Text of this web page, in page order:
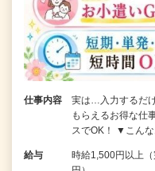
仕事内容
実は…入力するだ
もらえるお得な仕
スでOK！ ▼こん
給与
時給1,500円以上